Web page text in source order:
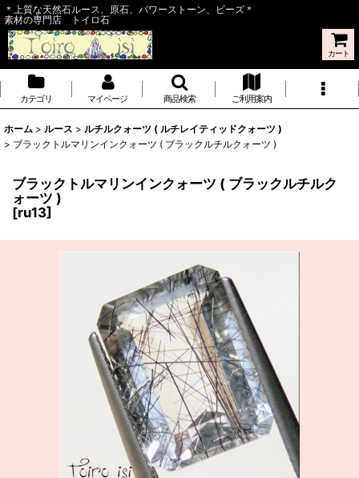
＊上質な天然石ルース、原石、パワーストーン、ビーズ＊
素材の専門店 トイロ石
カート
カテゴリ マイページ 商品検索 ご利用案内
ホーム > ルース > ルチルクォーツ ( ルチレイティッドクォーツ )
> ブラックトルマリンインクォーツ ( ブラックルチルクォーツ )
ブラックトルマリンインクォーツ ( ブラックルチルク
ォーツ )
[ru13]